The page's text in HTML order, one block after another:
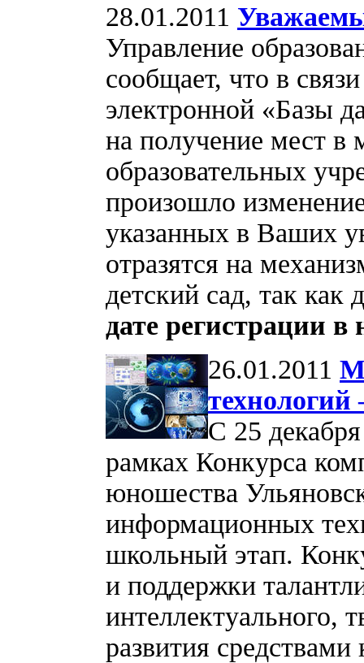
28.01.2011
Управление
сообщает, что в
электронной «Базы
на получение мест
образовательных
произошло
указанных в Ваших
отразятся на
детский сад, так как
дате регистрации в
26.01.2011
технологий
С 25
рамках Конкурса
юношества
информационных
школьный этап.
и поддержки
интеллектуального,
развития